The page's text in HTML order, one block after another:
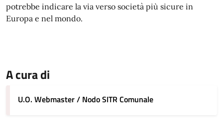
potrebbe indicare la via verso società più sicure in
Europa e nel mondo.
A cura di
U.O. Webmaster / Nodo SITR Comunale